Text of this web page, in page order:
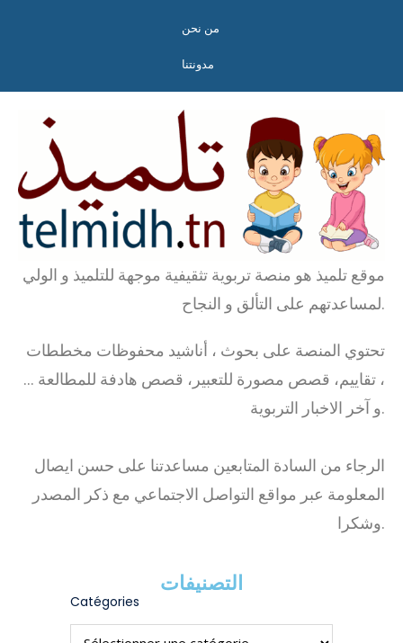
من نحن
مدونتنا
موقع تلميذ هو منصة تربوية تثقيفية موجهة للتلميذ و الولي
لمساعدتهم على التألق و النجاح.
تحتوي المنصة على بحوث ، أناشيد محفوظات مخططات
، تقاييم، قصص مصورة للتعبير، قصص هادفة للمطالعة …
و آخر الاخبار التربوية.
الرجاء من السادة المتابعين مساعدتنا على حسن ايصال
المعلومة عبر مواقع التواصل الاجتماعي مع ذكر المصدر
وشكرا.
التصنيفات
Catégories